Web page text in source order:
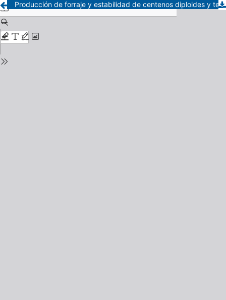
Producción de forraje y estabilidad de centenos diploides y tetraploides